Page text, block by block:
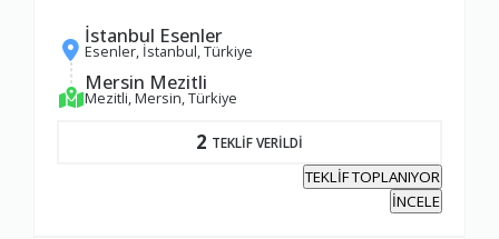
İstanbul Esenler
Esenler, İstanbul, Türkiye
Mersin Mezitli
Mezitli, Mersin, Türkiye
2 TEKLİF VERİLDİ
TEKLİF TOPLANIYOR
İNCELE